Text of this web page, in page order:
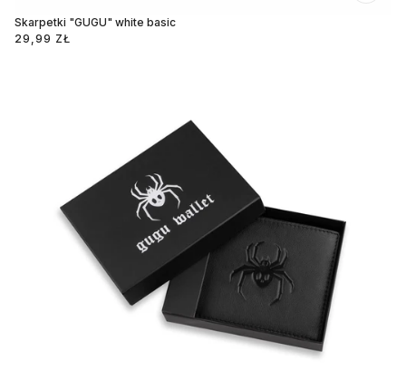
Skarpetki "GUGU" white basic
29,99 ZŁ